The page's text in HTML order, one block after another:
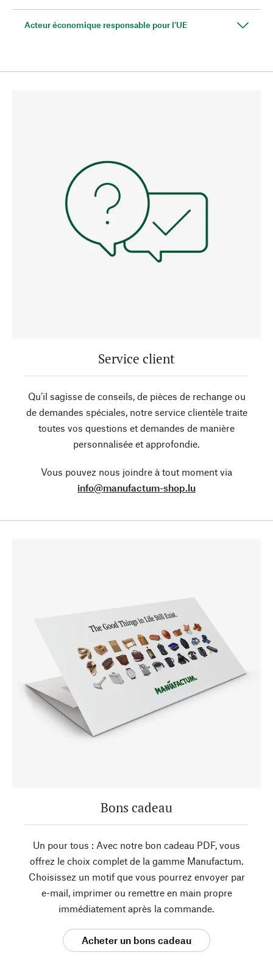
Acteur économique responsable pour l'UE
Service client
Qu’il sagisse de conseils, de pièces de rechange ou
de demandes spéciales, notre service clientèle traite
toutes vos questions et demandes de manière
personnalisée et approfondie.
Vous pouvez nous joindre à tout moment via
info@manufactum-shop.lu
Bons cadeau
Un pour tous : Avec notre bon cadeau PDF, vous
offrez le choix complet de la gamme Manufactum.
Choisissez un motif que vous pourrez envoyer par
e-mail, imprimer ou remettre en main propre
immédiatement après la commande.
Acheter un bons cadeau